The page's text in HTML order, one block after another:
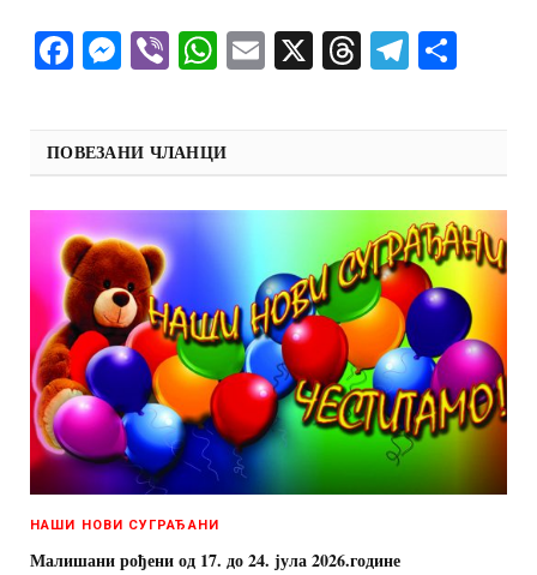
Facebook
Messenger
ViberWhatsApp
Email
X Threads
ПОВЕЗАНИ ЧЛАНЦИ
НАШИ НОВИ СУГРАЂАНИ
Малишани рођени од 17. до 24. јула 2026.године